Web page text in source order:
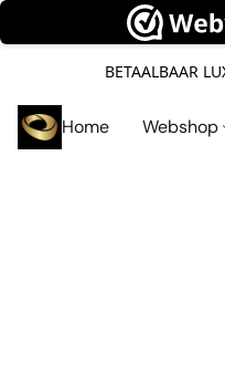
BETAALBAAR
Home Webshop